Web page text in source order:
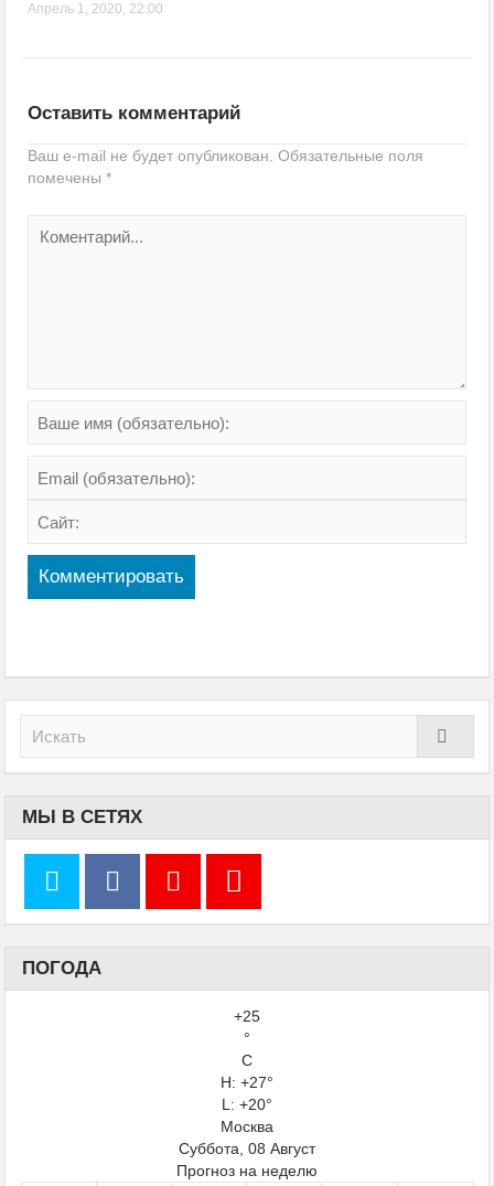
Апрель 1, 2020, 22:00
Оставить комментарий
Ваш e-mail не будет опубликован. Обязательные поля
помечены*
МЫ В СЕТЯХ
ПОГОДА
+25
°
C
H: +27°
L: +20°
Москва
Суббота, 08 Август
Прогноз на неделю